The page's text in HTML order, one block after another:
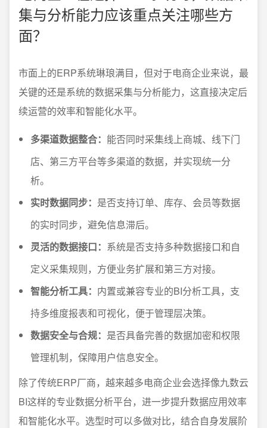
集与分析能力应该重点关注哪些方
面？
市面上的ERP系统琳琅满目，但对于电商企业来说，最
关键的还是系统的数据采集与分析能力，这直接决定后
续运营的效率和智能化水平。
多渠道数据整合： 能否同时采集线上商城、线下门
店、第三方平台等多渠道的数据，并实现统一分
析。
实时数据同步： 是否支持订单、库存、会员等数据
的实时同步，避免信息滞后。
灵活的数据接口： 系统是否支持多种数据接口和自
定义采集规则，方便业务扩展和第三方对接。
智能分析工具： 内置或兼容专业的BI分析工具，支
持多维度报表和可视化，便于管理层决策。
数据安全与合规： 是否具备完善的数据加密和权限
管理机制，保障用户信息安全。
除了传统ERP厂商，越来越多电商企业会选择像九数云
BI这样的专业数据分析平台，进一步提升数据应用效率
和智能化水平。选型时可以多做对比，结合自身发展阶